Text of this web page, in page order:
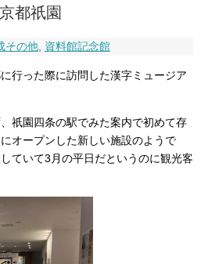
都祇園
その他, 資料館記念館
行った際に訪問した漢字ミュージア
祇園四条の駅でみた案内で初めて存
オープンした新しい施設のようで
ていて3月の平日だというのに観光客